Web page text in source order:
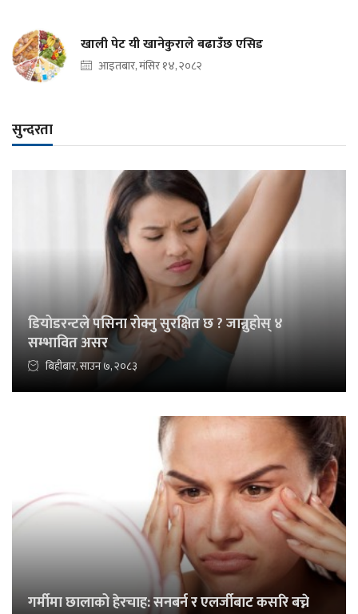
खाली पेट यी खानेकुराले बढाउँछ एसिड
आइतबार, मंसिर १४, २०८२
सुन्दरता
डियोडरन्टले पसिना रोक्नु सुरक्षित छ ? जान्नुहोस् ४
सम्भावित असर
बिहीबार, साउन ७, २०८३
गर्मीमा छालाको हेरचाह: सनबर्न र एलर्जीबाट कसरि बच्ने